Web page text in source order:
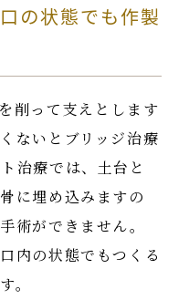
の状態でも作製
削って支えとします
ないとブリッジ治療
治療では、土台と
に埋め込みますの
術ができません。
内の状態でもつくる
。